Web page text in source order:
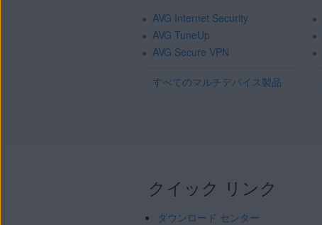
AVG Internet Security
AVG TuneUp
AVG Secure VPN
すべてのマルチデバイス製品
クイック リンク
ダウンロード センター